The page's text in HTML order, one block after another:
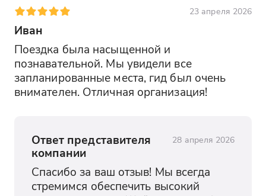
23 апреля 2026
Иван
Поездка была насыщенной и
познавательной. Мы увидели все
запланированные места, гид был очень
внимателен. Отличная организация!
Ответ представителя
компании
28 апреля 2026
Спасибо за ваш отзыв! Мы всегда
стремимся обеспечить высокий